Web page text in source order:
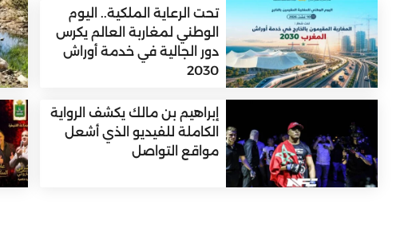
تحت الرعاية الملكية.. اليوم
الوطني لمغاربة العالم يكرس
دور الجالية في خدمة أوراش
2030
إبراهيم بن مالك يكشف الرواية
الكاملة للفيديو الذي أشعل
مواقع التواصل